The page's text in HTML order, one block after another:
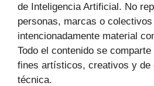
de Inteligencia Artificial. No
personas, marcas o
intencionadamente material
Todo el contenido se
fines artísticos, creativos y de
técnica.